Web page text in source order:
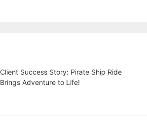
Client Success Story: Pirate Ship Ride
Brings Adventure to Life!